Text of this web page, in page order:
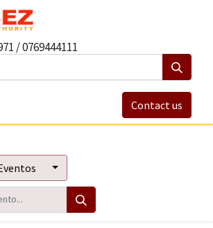
/ 0769444111
Contact us